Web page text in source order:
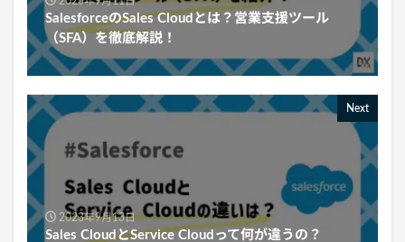
SalesforceのSales Cloudとは？営業支援ツール
（SFA）を徹底解説！
Next
2023年9月13日
Sales CloudとService Cloudって何が違うの？